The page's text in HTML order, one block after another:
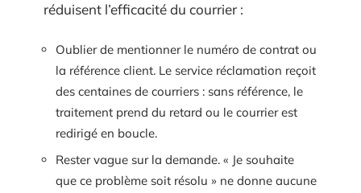
réduisent l’efficacité du courrier :
Oublier de mentionner le numéro de contrat ou
la référence client. Le service réclamation reçoit
des centaines de courriers : sans référence, le
traitement prend du retard ou le courrier est
redirigé en boucle.
Rester vague sur la demande. « Je souhaite
que ce problème soit résolu » ne donne aucune